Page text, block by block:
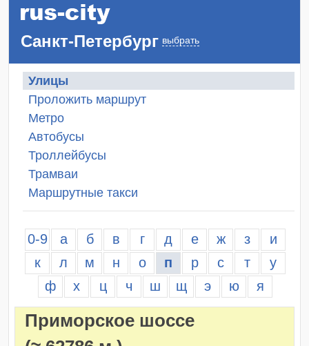
Санкт-Петербург выбрать
Улицы
Проложить маршрут
Метро
Автобусы
Троллейбусы
Трамваи
Маршрутные такси
0-9 а б в г д е ж з
и
к
л м н о п р с т
у
ф
х ц ч ш щ э ю я
Приморское шоссе